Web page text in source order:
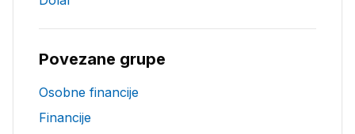
Povezane grupe
Osobne financije
Financije